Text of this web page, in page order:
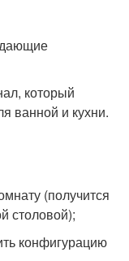
который
ванной и кухни.
(получится
столовой);
конфигурацию